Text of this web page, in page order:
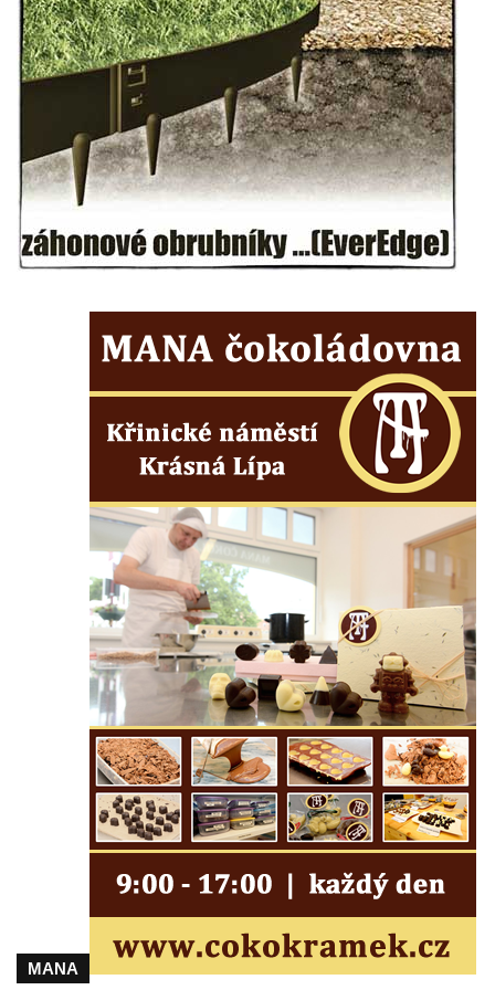
Kříž u domu čp. 1016 v Mikulášovicích
Herltův kříž u Mikova v Mikulášovicích
Kříž u Borských u domu čp. 859 v
Mikulášovicích
Kříž Ließnerových naproti Mikovu v
Mikulášovicích
Mikovu v Mikulášovicích
Mikulášovicích
Hampelův kříž u bývalých kasáren v
35 v Mikulášovicích
Schneiderův kříž před domem čp. 55 v
Mikulášovicích
Kříž na Kostelní stezce v Mikulášovicích
Maazův kříž na Kostelní stezce v
Mikulášovicích
Boží muka na Kostelní stezce v
Mikulášovicích
Franzeho kříž u domu čp. 356 v
Mikulášovicích
Hammerberský kříž na křižovatce mezi
domy čp. 739 a 758 v Mikulášovicích
Kříž Johannese Herlta poblíž domu čp. 428
v Mikulášovicích
Drascheho kříž na zahradě domu čp. 915 v
Hillův kříž u domu čp. 436 v Mikulášovicích
Hampelův kříž západně od dolního nádraží
MANA